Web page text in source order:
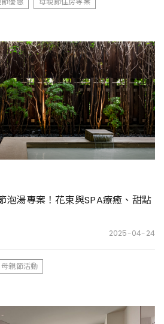
泡湯專案！花束與SPA療癒、甜點
2025-04-24
母親節活動